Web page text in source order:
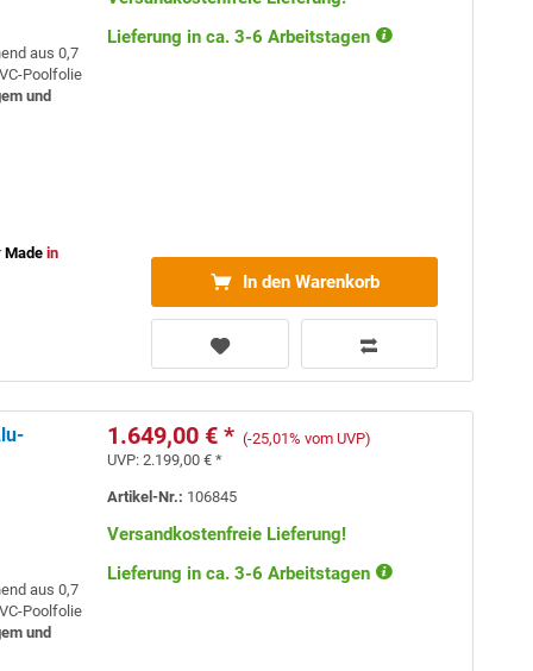
aus 0,7
Poolfolie
und
Made in
Lieferung in ca. 3-6 Arbeitstagen
In den Warenkorb
aus 0,7
Poolfolie
und
1.649,00 € * (-25,01% vom UVP)
UVP:2.199,00 € *
Artikel-Nr.: 106845
Versandkostenfreie Lieferung!
Lieferung in ca. 3-6 Arbeitstagen